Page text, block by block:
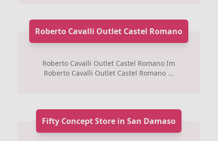
Roberto Cavalli Outlet Castel Romano
Roberto Cavalli Outlet Castel Romano Im
Roberto Cavalli Outlet Castel Romano ...
Fifty Concept Store in San Damaso